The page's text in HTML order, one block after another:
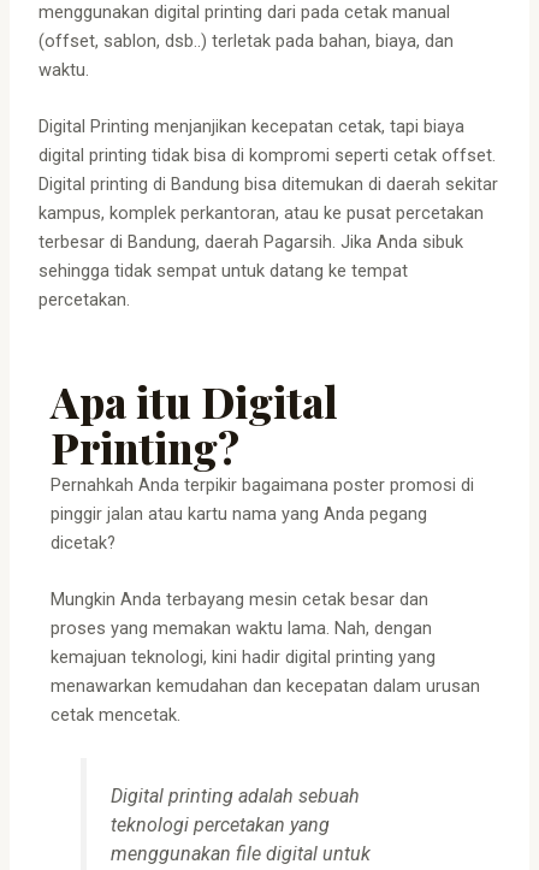
menggunakan digital printing dari pada cetak manual
(offset, sablon, dsb..) terletak pada bahan, biaya, dan
waktu.
Digital Printing menjanjikan kecepatan cetak, tapi biaya
digital printing tidak bisa di kompromi seperti cetak offset.
Digital printing di Bandung bisa ditemukan di daerah sekitar
kampus, komplek perkantoran, atau ke pusat percetakan
terbesar di Bandung, daerah Pagarsih. Jika Anda sibuk
sehingga tidak sempat untuk datang ke tempat
percetakan.
Apa itu Digital
Printing?
Pernahkah Anda terpikir bagaimana poster promosi di
pinggir jalan atau kartu nama yang Anda pegang
dicetak?
Mungkin Anda terbayang mesin cetak besar dan
proses yang memakan waktu lama. Nah, dengan
kemajuan teknologi, kini hadir digital printing yang
menawarkan kemudahan dan kecepatan dalam urusan
cetak mencetak.
Digital printing adalah sebuah
teknologi percetakan yang
menggunakan file digital untuk